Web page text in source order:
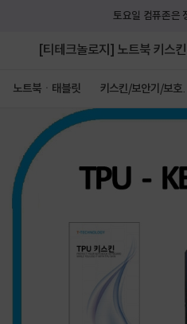
토요일 컴퓨존은
[티테크놀로지] 노트북 키스
노트북ㆍ태블릿
키스킨/보안기/보호